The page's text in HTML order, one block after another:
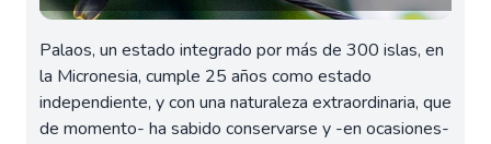
Palaos, un estado integrado por más de 300 islas, en
la Micronesia, cumple 25 años como estado
independiente, y con una naturaleza extraordinaria, que
de momento- ha sabido conservarse y -en ocasiones-